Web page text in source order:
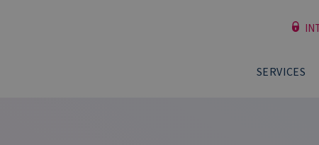
SERVICES